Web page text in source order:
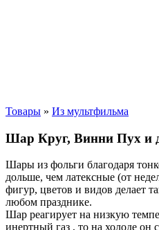
Товары » Из мультфильма
Шар Круг, Винни Пух и
Шары из фольги благодаря
дольше, чем латексные (от
фигур, цветов и видов делает
любом празднике.
Шар реагирует на низкую
инертный газ , то на холоде он